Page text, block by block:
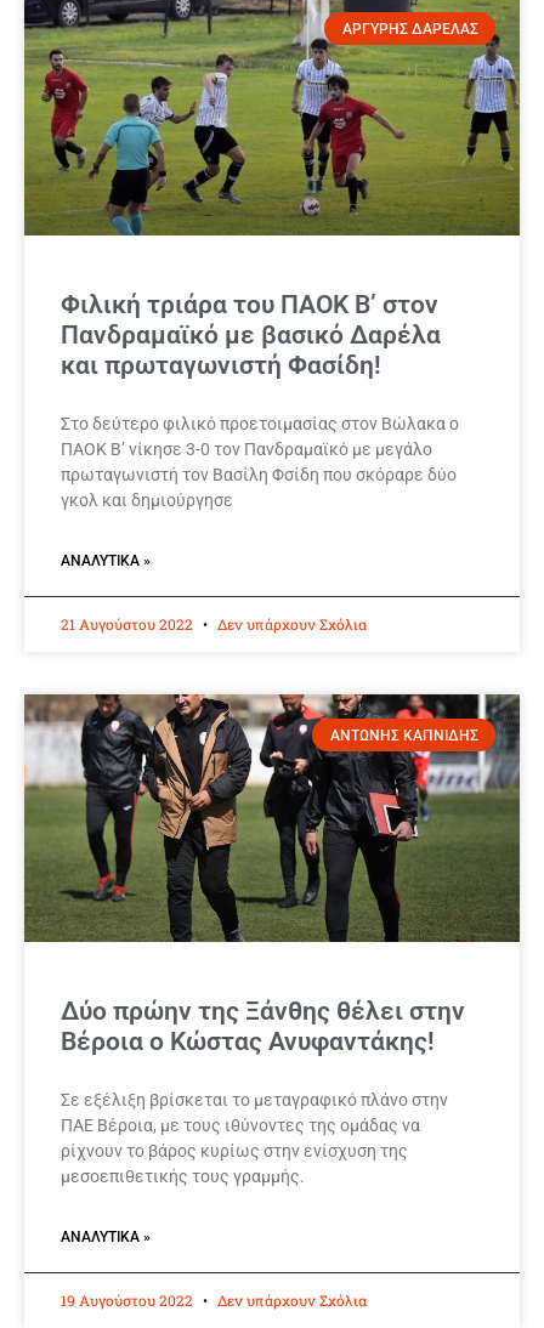
ΑΡΓΥΡΗΣ ΔΑΡΕΛΑΣ
Φιλική τριάρα του ΠΑΟΚ Β’ στον
Πανδραμαϊκό με βασικό Δαρέλα
και πρωταγωνιστή Φασίδη!
Στο δεύτερο φιλικό προετοιμασίας στον Βώλακα ο
ΠΑΟΚ Β’ νίκησε 3-0 τον Πανδραμαϊκό με μεγάλο
πρωταγωνιστή τον Βασίλη Φσίδη που σκόραρε δύο
γκολ και δημιούργησε
ΑΝΑΛΥΤΙΚΆ »
21 Αυγούστου 2022 Δεν υπάρχουν Σχόλια
ΑΝΤΩΝΗΣ ΚΑΠΝΙΔΗΣ
Δύο πρώην της Ξάνθης θέλει στην
Βέροια ο Κώστας Ανυφαντάκης!
Σε εξέλιξη βρίσκεται το μεταγραφικό πλάνο στην
ΠΑΕ Βέροια, με τους ιθύνοντες της ομάδας να
ρίχνουν το βάρος κυρίως στην ενίσχυση της
μεσοεπιθετικής τους γραμμής.
ΑΝΑΛΥΤΙΚΆ »
19 Αυγούστου 2022 Δεν υπάρχουν Σχόλια